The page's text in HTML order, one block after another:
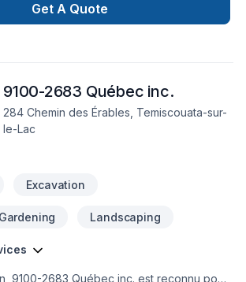
la satisfaction client à Bas St-
de-la-Madeleine. Notre mission :
est simple : offrir un service d'exception,
et vos aspirations.
Get A Quote
9100-2683 Québec inc.
284 Chemin des Érables, Temiscouata-sur-
le-Lac
Excavation
Landscaping
9100-2683 Québec inc. est reconnu pour